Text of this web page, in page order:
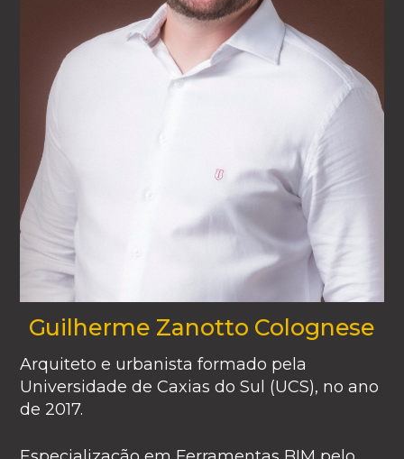
Guilherme Zanotto Colognese
Arquiteto e urbanista formado pela
Universidade de Caxias do Sul (UCS), no ano
de 2017.